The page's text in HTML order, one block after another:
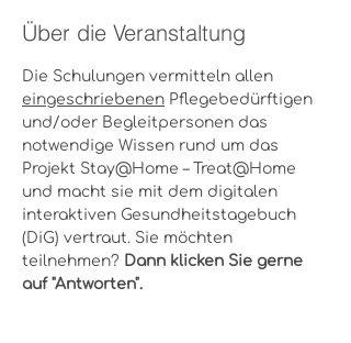
Über die Veranstaltung
Die Schulungen vermitteln allen
eingeschriebenen Pflegebedürftigen
und/oder Begleitpersonen das
notwendige Wissen rund um das
Projekt Stay@Home – Treat@Home
und macht sie mit dem digitalen
interaktiven Gesundheitstagebuch
(DiG) vertraut. Sie möchten
teilnehmen? Dann klicken Sie gerne
auf "Antworten".